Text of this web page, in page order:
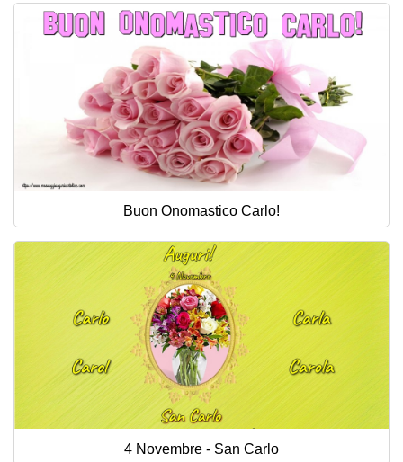
Buon Onomastico Carlo!
4 Novembre - San Carlo